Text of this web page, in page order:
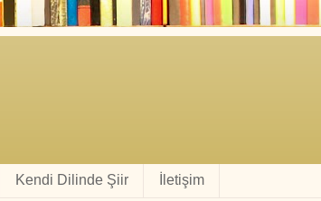
Kendi Dilinde Şiir İletişim